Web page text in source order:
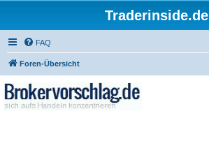
Traderinside.de
FAQ
Foren-Übersicht